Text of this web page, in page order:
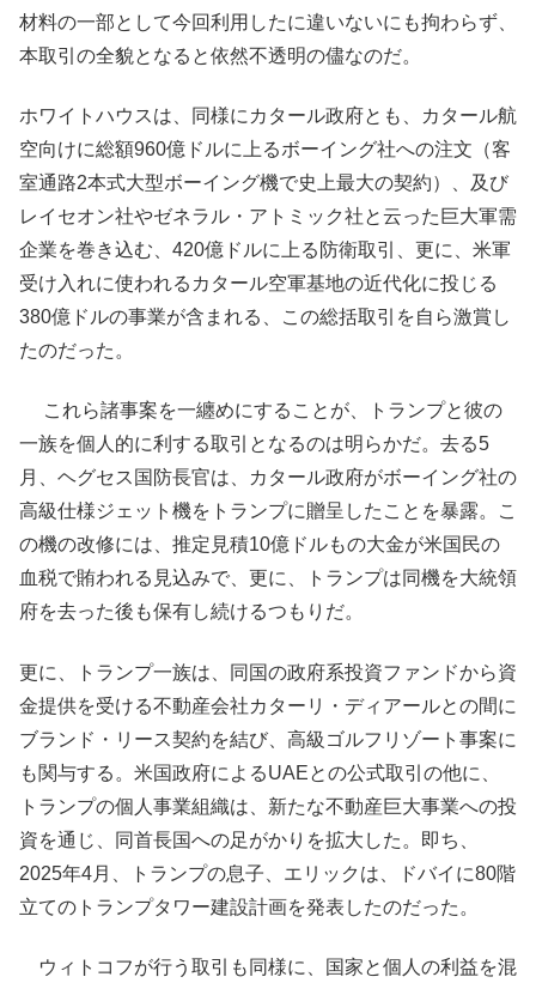
材料の一部として今回利用したに違いないにも拘わらず、
本取引の全貌となると依然不透明の儘なのだ。
ホワイトハウスは、同様にカタール政府とも、カタール航
空向けに総額960億ドルに上るボーイング社への注文（客
室通路2本式大型ボーイング機で史上最大の契約）、及び
レイセオン社やゼネラル・アトミック社と云った巨大軍需
企業を巻き込む、420億ドルに上る防衛取引、更に、米軍
受け入れに使われるカタール空軍基地の近代化に投じる
380億ドルの事業が含まれる、この総括取引を自ら激賞し
たのだった。
これら諸事案を一纏めにすることが、トランプと彼の
一族を個人的に利する取引となるのは明らかだ。去る5
月、ヘグセス国防長官は、カタール政府がボーイング社の
高級仕様ジェット機をトランプに贈呈したことを暴露。こ
の機の改修には、推定見積10億ドルもの大金が米国民の
血税で賄われる見込みで、更に、トランプは同機を大統領
府を去った後も保有し続けるつもりだ。
更に、トランプ一族は、同国の政府系投資ファンドから資
金提供を受ける不動産会社カターリ・ディアールとの間に
ブランド・リース契約を結び、高級ゴルフリゾート事案に
も関与する。米国政府によるUAEとの公式取引の他に、
トランプの個人事業組織は、新たな不動産巨大事業への投
資を通じ、同首長国への足がかりを拡大した。即ち、
2025年4月、トランプの息子、エリックは、ドバイに80階
立てのトランプタワー建設計画を発表したのだった。
ウィトコフが行う取引も同様に、国家と個人の利益を混